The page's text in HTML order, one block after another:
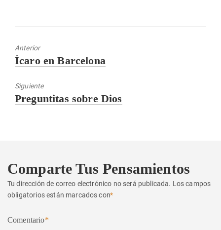
Anterior
Entrada
Ícaro en Barcelona
Siguiente
Entrada
Preguntitas sobre Dios
Comparte Tus Pensamientos
Tu dirección de correo electrónico no será publicada. Los campos
obligatorios están marcados con*
Comentario*